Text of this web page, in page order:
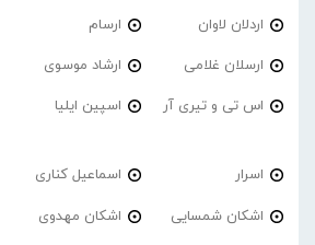
اردلان لاوان ارسام
ارسلان غلامی ارشاد موسوی
اس تی و تیری آر اسپین ایلیا
اسرار اسماعیل کناری
اشکان شمسایی اشکان مهدوی